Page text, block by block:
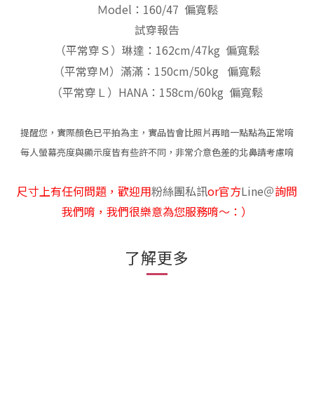
Ｍodel：160/47 偏寬鬆
試穿報告
（平常穿Ｓ）琳達：162cm/47kg 偏寬鬆
（平常穿Ｍ）滿滿：150cm/50kg 偏寬鬆
（平常穿Ｌ）HANA：158cm/60kg 偏寬鬆
提醒您，實際顏色已平拍為主，實品皆會比照片再暗一點點為正常唷
每人螢幕亮度與顯示度皆有些許不同，非常介意色差的北鼻請考慮唷
尺寸上有任何問題，歡迎用粉絲團私訊or官方Line＠詢問
我們唷，我們很樂意為您服務唷～：）
了解更多